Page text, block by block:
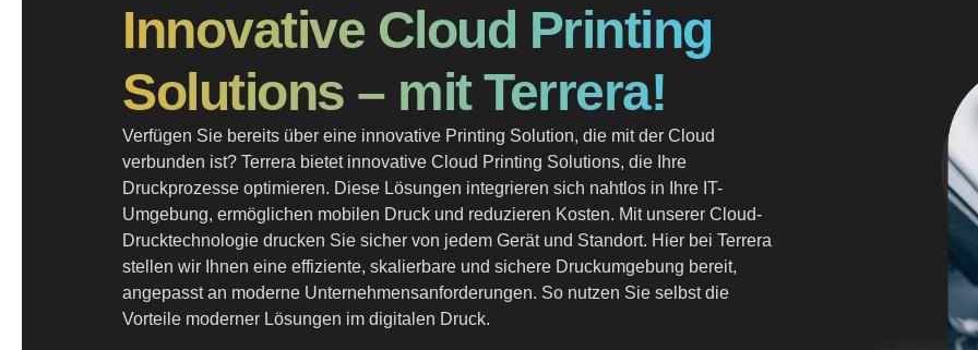
Innovative Cloud Printing
Solutions – mit Terrera!
Verfügen Sie bereits über eine innovative Printing Solution, die mit der Cloud
verbunden ist? Terrera bietet innovative Cloud Printing Solutions, die Ihre
Druckprozesse optimieren. Diese Lösungen integrieren sich nahtlos in Ihre IT-
Umgebung, ermöglichen mobilen Druck und reduzieren Kosten. Mit unserer Cloud-
Drucktechnologie drucken Sie sicher von jedem Gerät und Standort. Hier bei Terrera
stellen wir Ihnen eine effiziente, skalierbare und sichere Druckumgebung bereit,
angepasst an moderne Unternehmensanforderungen. So nutzen Sie selbst die
Vorteile moderner Lösungen im digitalen Druck.